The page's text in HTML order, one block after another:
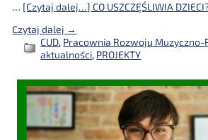
… [Czytaj dalej…] CO USZCZĘŚLIWIA
Czytaj dalej →
CUD, Pracownia Rozwoju Muzyczno-
aktualności, PROJEKTY